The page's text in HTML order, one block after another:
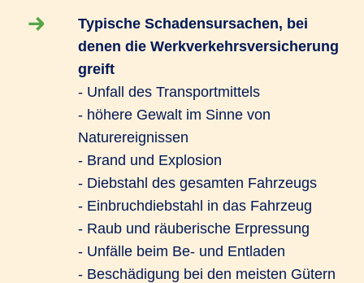
Typische Schadensursachen, bei
denen die Werkverkehrsversicherung
greift
- Unfall des Transportmittels
- höhere Gewalt im Sinne von
Naturereignissen
- Brand und Explosion
- Diebstahl des gesamten Fahrzeugs
- Einbruchdiebstahl in das Fahrzeug
- Raub und räuberische Erpressung
- Unfälle beim Be- und Entladen
- Beschädigung bei den meisten Gütern